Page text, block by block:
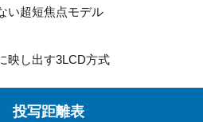
い超短焦点モデル
映し出す3LCD方式
投写距離表